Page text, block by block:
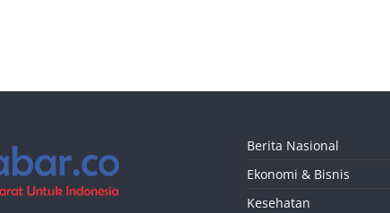
Berita Nasional
Ekonomi & Bisnis
Kesehatan